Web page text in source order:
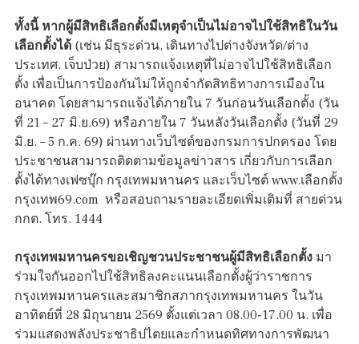
ทั้งนี้ หากผู้มีสิทธิเลือกตั้งมีเหตุจำเป็นไม่อาจไปใช้สิทธิในวัน
เลือกตั้งได้ (เช่น มีธุระด่วน, เดินทางไปต่างจังหวัด/ต่าง
ประเทศ, เจ็บป่วย) สามารถแจ้งเหตุที่ไม่อาจไปใช้สิทธิเลือก
ตั้ง เพื่อเป็นการป้องกันไม่ให้ถูกจำกัดสิทธิทางการเมืองใน
อนาคต โดยสามารถแจ้งได้ภายใน 7 วันก่อนวันเลือกตั้ง (วัน
ที่ 21 – 27 มิ.ย.69) หรือภายใน 7 วันหลังวันเลือกตั้ง (วันที่ 29
มิ.ย. – 5 ก.ค. 69) ผ่านทางเว็บไซต์ของกรมการปกครอง โดย
ประชาชนสามารถติดตามข้อมูลข่าวสาร เกี่ยวกับการเลือก
ตั้งได้ทางเฟซบุ๊ก กรุงเทพมหานคร และเว็บไซต์ www.เลือกตั้ง
กรุงเทพ69.com หรือสอบถามรายละเอียดเพิ่มเติมที่ สายด่วน
กกต. โทร. 1444
กรุงเทพมหานครขอเชิญชวนประชาชนผู้มีสิทธิเลือกตั้ง มา
ร่วมใจกันออกไปใช้สิทธิลงคะแนนเลือกตั้งผู้ว่าราชการ
กรุงเทพมหานครและสมาชิกสภากรุงเทพมหานคร ในวัน
อาทิตย์ที่ 28 มิถุนายน 2569 ตั้งแต่เวลา 08.00-17.00 น. เพื่อ
ร่วมแสดงพลังประชาธิปไตยและกำหนดทิศทางการพัฒนา